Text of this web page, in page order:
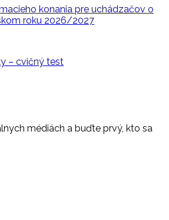
konania pre uchádzačov o
roku 2026/2027
– cvičný test
médiách a buďte prvý, kto sa